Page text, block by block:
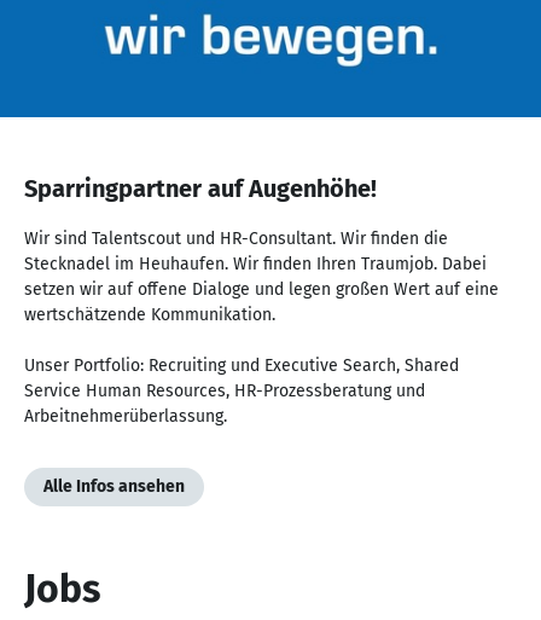
von
NaN
Sparringpartner auf Augenhöhe!
Wir sind Talentscout und HR-Consultant. Wir finden die
Stecknadel im Heuhaufen. Wir finden Ihren Traumjob. Dabei
setzen wir auf offene Dialoge und legen großen Wert auf eine
wertschätzende Kommunikation.
Unser Portfolio: Recruiting und Executive Search, Shared
Service Human Resources, HR-Prozessberatung und
Arbeitnehmerüberlassung.
Alle Infos ansehen
Jobs